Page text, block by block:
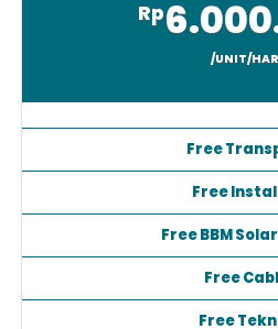
Kapasitas
Free
Free
Free BBM
Free